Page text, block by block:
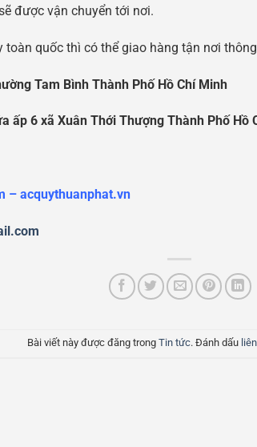
được vận chuyển tới nơi.
quốc thì có thể giao hàng tận nơi
ường Tam Bình Thành PhốHồ Chí Minh
a ấp 6 xã Xuân Thới Thượng Thành Phố Hồ
– acquythuanphat.vn
Bài viết này được đăng trong Tin tức. Đánh dấu